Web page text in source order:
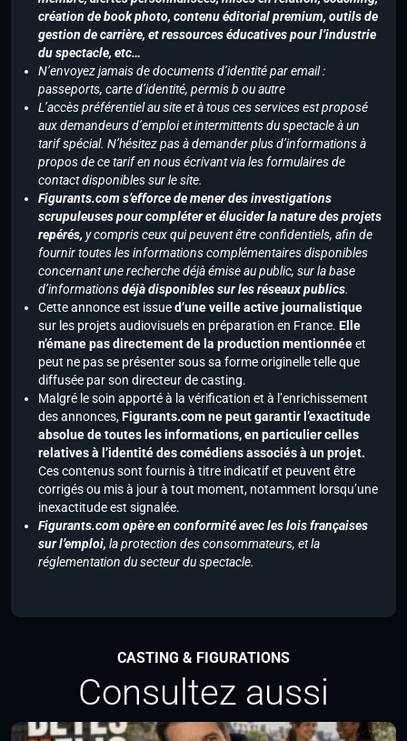
création de book photo, contenu éditorial premium, outils de
gestion de carrière, et ressources éducatives pour l’industrie
du spectacle, etc…
N’envoyez jamais de documents d’identité par email :
passeports, carte d’identité, permis b ou autre
L’accès préférentiel au site et à tous ces services est proposé
aux demandeurs d’emploi et intermittents du spectacle à un
tarif spécial. N’hésitez pas à demander plus d’informations à
propos de ce tarif en nous écrivant via les formulaires de
contact disponibles sur le site.
Figurants.com s’efforce de mener des investigations
scrupuleuses pour compléter et élucider la nature des projets
repérés, y compris ceux qui peuvent être confidentiels, afin de
fournir toutes les informations complémentaires disponibles
concernant une recherche déjà émise au public, sur la base
d’informationsdéjà disponibles sur les réseaux publics.
Cette annonce est issued’une veille active journalistique
sur les projets audiovisuels en préparation en France. Elle
n’émane pas directement de la production mentionnéeet
peut ne pas se présenter sous sa forme originelle telle que
diffusée par son directeur de casting.
Malgré le soin apporté à la vérification et à l’enrichissement
des annonces,Figurants.com ne peut garantir l’exactitude
absolue de toutes les informations, en particulier celles
relatives à l’identité des comédiens associés à un projet.
Ces contenus sont fournis à titre indicatif et peuvent être
corrigés ou mis à jour à tout moment, notamment lorsqu’une
inexactitude est signalée.
Figurants.com opère en conformité avec les lois françaises
sur l’emploi, la protection des consommateurs, et la
réglementation du secteur du spectacle.
CASTING & FIGURATIONS
Consultez aussi